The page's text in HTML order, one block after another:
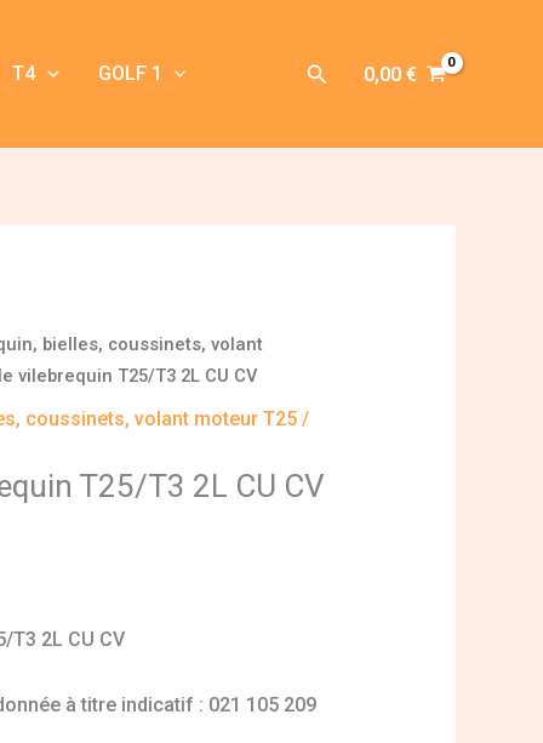
T4 GOLF 1 Rechercher
0,00 €
bielles, coussinets, volant
vilebrequin T25/T3 2L CU CV
coussinets, volant moteur T25 /
T25/T3 2L CU CV
T3 2L CU CV
à titre indicatif : 021 105 209